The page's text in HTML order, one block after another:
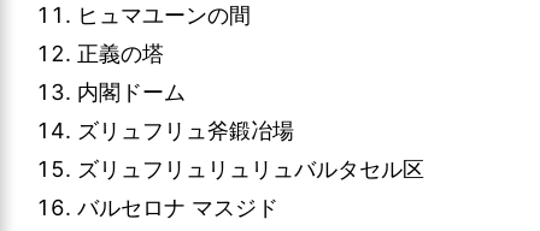
ヒュマユーンの間
正義の塔
内閣ドーム
ズリュフリュ斧鍛冶場
ズリュフリュリュリュバルタセル区
バルセロナ マスジド